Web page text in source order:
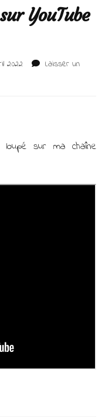
YouTube
2022
Laisser un
sur ma chaîne